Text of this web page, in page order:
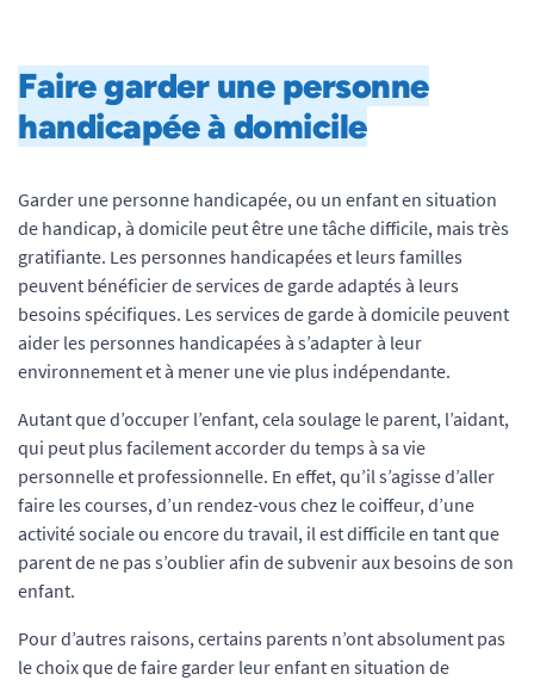
Faire garder une personne
handicapée à domicile
Garder une personne handicapée, ou un enfant en situation
de handicap, à domicile peut être une tâche difficile, mais très
gratifiante. Les personnes handicapées et leurs familles
peuvent bénéficier de services de garde adaptés à leurs
besoins spécifiques. Les services de garde à domicile peuvent
aider les personnes handicapées à s’adapter à leur
environnement et à mener une vie plus indépendante.
Autant que d’occuper l’enfant, cela soulage le parent, l’aidant,
qui peut plus facilement accorder du temps à sa vie
personnelle et professionnelle. En effet, qu’il s’agisse d’aller
faire les courses, d’un rendez-vous chez le coiffeur, d’une
activité sociale ou encore du travail, il est difficile en tant que
parent de ne pas s’oublier afin de subvenir aux besoins de son
enfant.
Pour d’autres raisons, certains parents n’ont absolument pas
le choix que de faire garder leur enfant en situation de